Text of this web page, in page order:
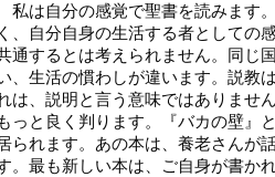
私は自分の感覚で聖書を読みます
く、自分自身の生活する者としての
通するとは考えられません。同じ
、生活の慣わしが違います。説教
は、説明と言う意味ではありませ
っと良く判ります。『バカの壁』
られます。あの本は、養老さんが
。最も新しい本は、ご自身が書か